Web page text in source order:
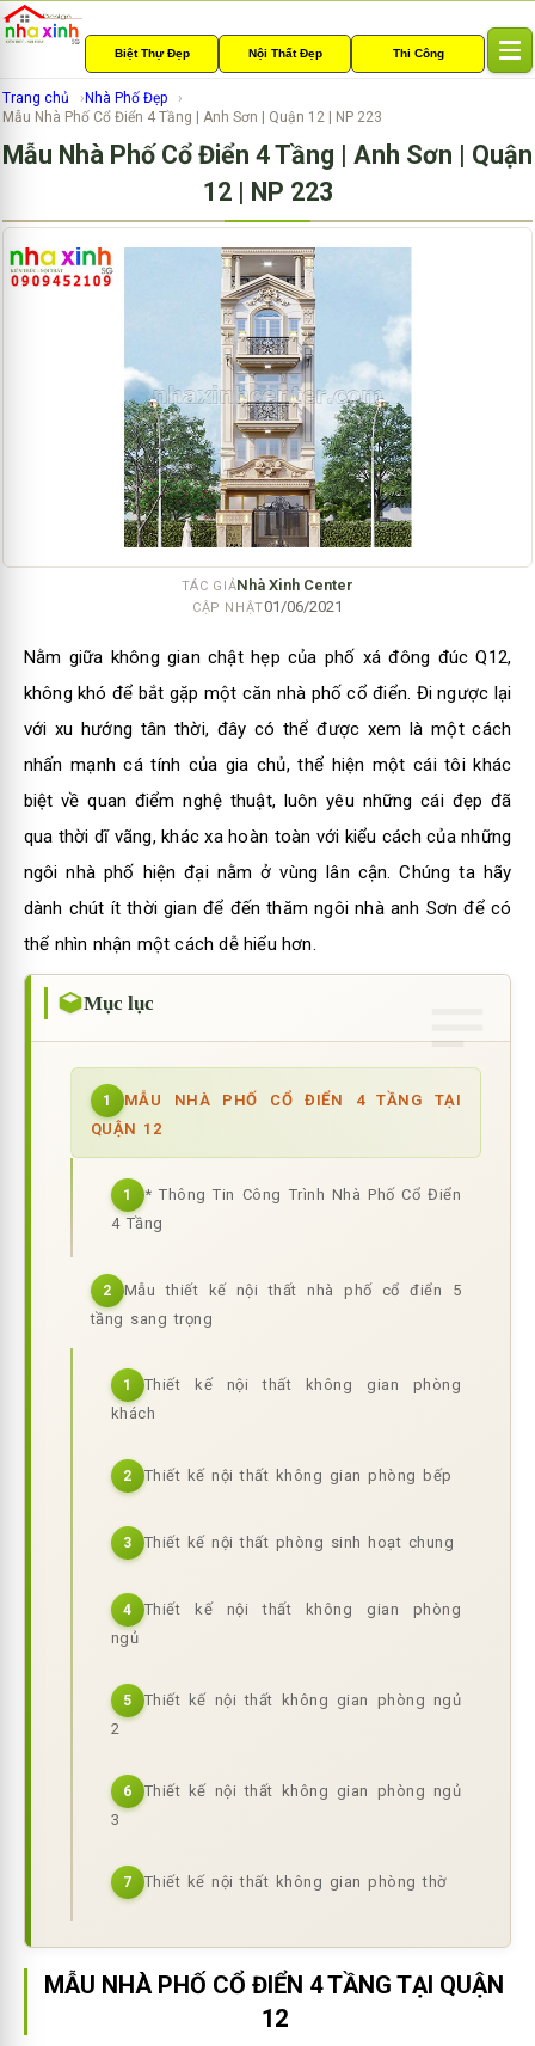
Biệt Thự Đẹp Nội Thất Đẹp Thi Công
l
a
Trang chủ
Nhà Phố Đẹp
Mẫu Nhà Phố Cổ Điển 4 Tầng | Anh Sơn | Quận 12 | NP 223
Mẫu Nhà Phố Cổ Điển 4 Tầng | Anh Sơn | Quận
12 | NP 223
TÁC GIẢNhà Xinh Center
CẬP NHẬT01/06/2021
Nằm giữa không gian chật hẹp của phố xá đông đúc Q12,
không khó để bắt gặp một căn nhà phố cổ điển. Đi ngược lại
với xu hướng tân thời, đây có thể được xem là một cách
nhấn mạnh cá tính của gia chủ, thể hiện một cái tôi khác
biệt về quan điểm nghệ thuật, luôn yêu những cái đẹp đã
qua thời dĩ vãng, khác xa hoàn toàn với kiểu cách của những
ngôi nhà phố hiện đại nằm ở vùng lân cận. Chúng ta hãy
dành chút ít thời gian để đến thăm ngôi nhà anh Sơn để có
thể nhìn nhận một cách dễ hiểu hơn.
Mục lục
1
MẪU NHÀ PHỐ CỔ ĐIỂN 4 TẦNG TẠI
QUẬN 12
1
* Thông Tin Công Trình Nhà Phố Cổ Điển
4 Tầng
2
Mẫu thiết kế nội thất nhà phố cổ điển 5
tầng sang trọng
1
Thiết kế nội thất không gian phòng
khách
2 Thiết kế nội thất không gian phòng bếp
3 Thiết kế nội thất phòng sinh hoạt chung
4
Thiết kế nội thất không gian phòng
ngủ
5
Thiết kế nội thất không gian phòng ngủ
2
6
Thiết kế nội thất không gian phòng ngủ
3
7 Thiết kế nội thất không gian phòng thờ
MẪU NHÀ PHỐ CỔ ĐIỂN 4 TẦNG TẠI QUẬN
12